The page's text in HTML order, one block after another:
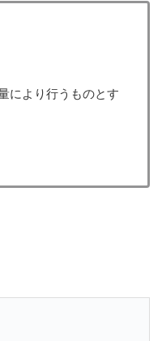
により行うものとす